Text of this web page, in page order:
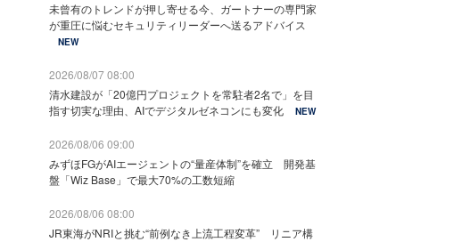
未曾有のトレンドが押し寄せる今、ガートナーの専門家
が重圧に悩むセキュリティリーダーへ送るアドバイス
NEW
2026/08/07 08:00
清水建設が「20億円プロジェクトを常駐者2名で」を目
指す切実な理由、AIでデジタルゼネコンにも変化
NEW
2026/08/06 09:00
みずほFGがAIエージェントの“量産体制”を確立 開発基
盤「Wiz Base」で最大70%の工数短縮
2026/08/06 08:00
JR東海がNRIと挑む“前例なき上流工程変革” リニア構